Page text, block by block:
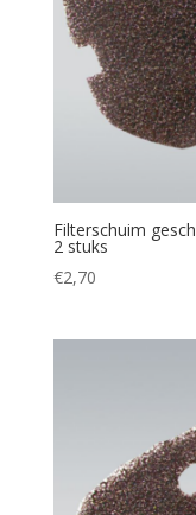
Filterschuim
2 stuks
€2,70